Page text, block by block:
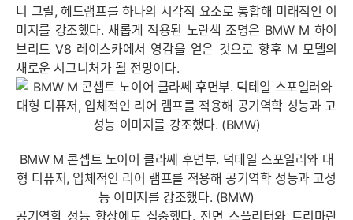
니 그릴, 헤드램프를 하나의 시각적 요소로 통합해 미래적인 이
미지를 강조했다. 새롭게 적용된 노란색 조명은 BMW M 하이
브리드 V8 레이스카에서 영감을 얻은 것으로 향후 M 모델의
새로운 시그니처가 될 전망이다.
BMW M 콘셉트 노이어 클라쎄 후면부. 덕테일 스포일러와 대
형 디퓨저, 입체적인 리어 램프를 적용해 공기역학 성능과 고성
능 이미지를 강조했다. (BMW)
공기역학 성능 향상에도 집중했다. 전면 스플리터와 트리마란